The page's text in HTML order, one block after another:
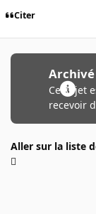
Citer
Archivé
Ce sujet
recevoir
Aller sur la liste